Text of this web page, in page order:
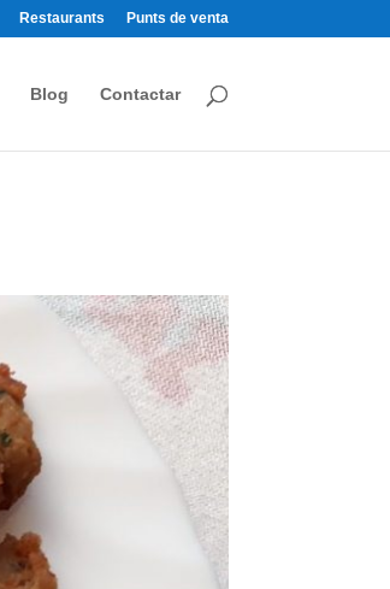
Restaurants Punts de venta
Blog Contactar